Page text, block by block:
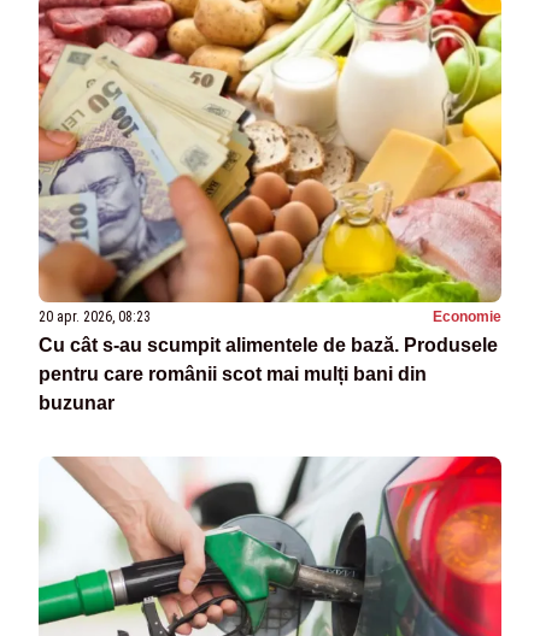
20 apr. 2026, 08:23 Economie
Cu cât s-au scumpit alimentele de bază. Produsele
pentru care românii scot mai mulți bani din
buzunar